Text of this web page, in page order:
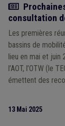
Actualité
consultation
Les premières
bassins de
lieu en mai et juin
l’AOT, l’OTW (le
émettent des
13 Mai 2025